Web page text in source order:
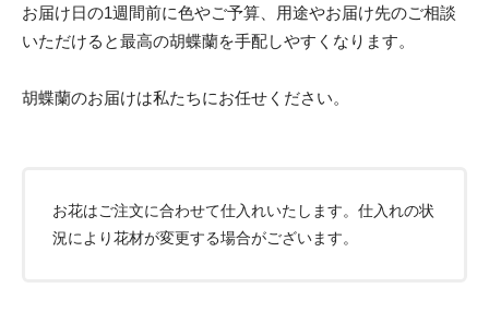
お届け日の1週間前に色やご予算、用途やお届け先のご相談
いただけると最高の胡蝶蘭を手配しやすくなります。
胡蝶蘭のお届けは私たちにお任せください。
お花はご注文に合わせて仕入れいたします。仕入れの状
況により花材が変更する場合がございます。